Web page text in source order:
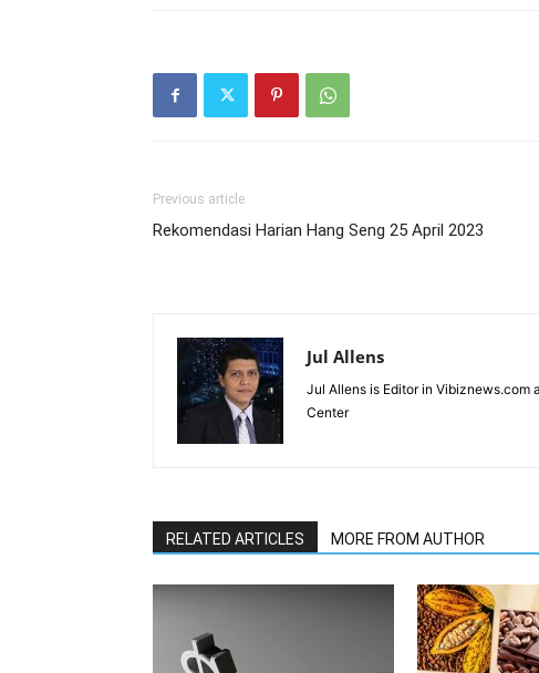
Previous article
Rekomendasi Harian Hang Seng 25 April 2023
Jul Allens
Jul Allens is Editor in Vibiznews.com
Center
RELATED ARTICLES MORE FROM AUTHOR